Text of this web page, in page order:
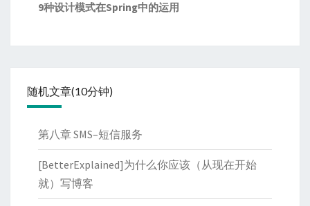
9种设计模式在Spring中的运用
随机文章(10分钟)
第八章 SMS–短信服务
[BetterExplained]为什么你应该（从现在开始
就）写博客